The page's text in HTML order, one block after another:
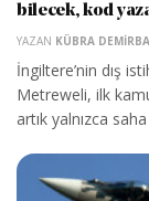
bilecek, kod
YAZAN KÜBRA
İngiltere’nin dış
Metreweli, ilk
artık yalnızca